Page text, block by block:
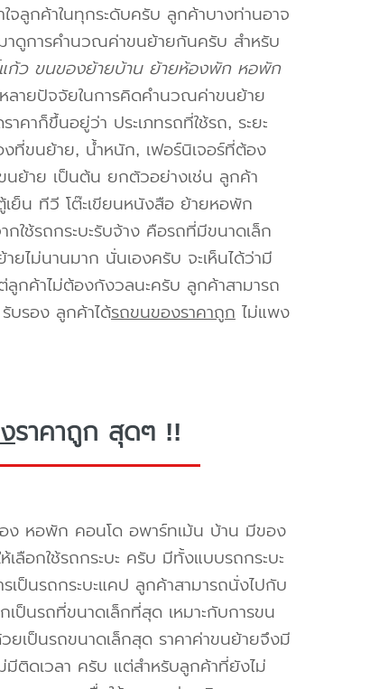
ใจลูกค้าในทุกระดับครับ ลูกค้าบางท่านอาจ
าดูการคำนวณค่าขนย้ายกันครับ สำหรับ
ก้ว ขนของย้ายบ้าน ย้ายห้องพัก หอพัก
ลายปัจจัยในการคิดคำนวณค่าขนย้าย
คาก็ขึ้นอยู่ว่า ประเภทรถที่ใช้รถ, ระยะ
ที่ขนย้าย, น้ำหนัก, เฟอร์นิเจอร์ที่ต้อง
นย้าย เป็นต้น ยกตัวอย่างเช่น ลูกค้า
เย็น ทีวี โต๊ะเขียนหนังสือ ย้ายหอพัก
ช้รถกระบะรับจ้าง คือรถที่มีขนาดเล็ก
ยไม่นานมาก นั่นเองครับ จะเห็นได้ว่ามี
ลูกค้าไม่ต้องกังวลนะครับ ลูกค้าสามารถ
บรอง ลูกค้าได้รถขนของราคาถูกไม่แพง
ราคาถูก สุดๆ !!
ง หอพัก คอนโด อพาร์ทเม้น บ้าน มีของ
เลือกใช้รถกระบะ ครับ มีทั้งแบบรถกระบะ
ป็นรถกระบะแคป ลูกค้าสามารถนั่งไปกับ
เป็นรถที่ขนาดเล็กที่สุด เหมาะกับการขน
เป็นรถขนาดเล็กสุด ราคาค่าขนย้ายจึงมี
ติดเวลา ครับ แต่สำหรับลูกค้าที่ยังไม่